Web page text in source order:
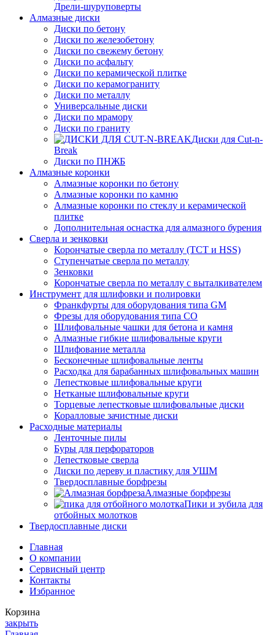
Дрели-шуруповерты
Алмазные диски
Диски по бетону
Диски по железобетону
Диски по свежему бетону
Диски по асфальту
Диски по керамической плитке
Диски по керамограниту
Диски по металлу
Универсальные диски
Диски по мрамору
Диски по граниту
Диски для Cut-n-
Break
Диски по ПНЖБ
Алмазные коронки
Алмазные коронки по бетону
Алмазные коронки по камню
Алмазные коронки по стеклу и керамической
плитке
Дополнительная оснастка для алмазного бурения
Сверла и зенковки
Корончатые сверла по металлу (TCT и HSS)
Ступенчатые сверла по металлу
Зенковки
Корончатые сверла по металлу c выталкивателем
Инструмент для шлифовки и полировки
Франкфурты для оборудования типа GM
Фрезы для оборудования типа СО
Шлифовальные чашки для бетона и камня
Алмазные гибкие шлифовальные круги
Шлифование металла
Бесконечные шлифовальные ленты
Расходка для барабанных шлифовальных машин
Лепестковые шлифовальные круги
Нетканые шлифовальные круги
Торцевые лепестковые шлифовальные диски
Коралловые зачистные диски
Расходные материалы
Ленточные пилы
Буры для перфораторов
Лепестковые сверла
Диски по дереву и пластику для УШМ
Твердосплавные борфрезы
Алмазные борфрезы
Пики и зубила для
отбойных молотков
Твердосплавные диски
Главная
О компании
Сервисный центр
Контакты
Избранное
Корзина
закрыть